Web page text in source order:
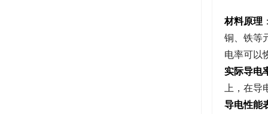
材料原理
铜、铁等
电率可以
实际导电
上，在导
导电性能